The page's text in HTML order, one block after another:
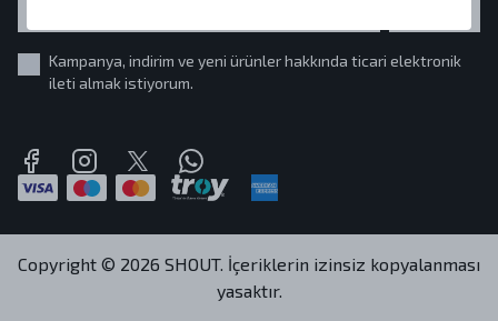
Kampanya, indirim ve yeni ürünler hakkında ticari elektronik
ileti almak istiyorum.
Copyright © 2026 SHOUT. İçeriklerin izinsiz kopyalanması
yasaktır.